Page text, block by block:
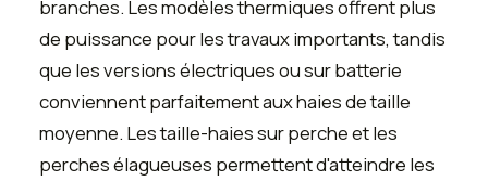
branches. Les modèles thermiques offrent plus
de puissance pour les travaux importants, tandis
que les versions électriques ou sur batterie
conviennent parfaitement aux haies de taille
moyenne. Les taille-haies sur perche et les
perches élagueuses permettent d'atteindre les